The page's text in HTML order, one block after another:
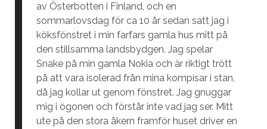
av Österbotten i Finland, och en
sommarlovsdag för ca 10 år sedan satt jag i
köksfönstret i min farfars gamla hus mitt på
den stillsamma landsbydgen. Jag spelar
Snake på min gamla Nokia och är riktigt trött
på att vara isolerad från mina kompisar i stan,
då jag kollar ut genom fönstret. Jag gnuggar
mig i ögonen och förstår inte vad jag ser. Mitt
ute på den stora åkern framför huset driver en